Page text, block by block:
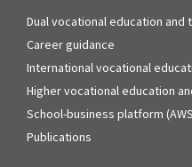
Dual vocational education and
Career guidance
International vocational
Higher vocational education
School-business platform
Publications